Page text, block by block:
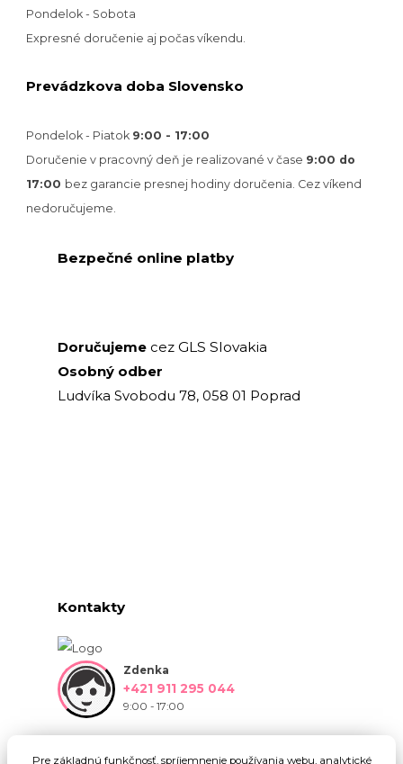
Pondelok - Sobota
Expresné doručenie aj počas víkendu.
Prevádzkova doba Slovensko
Pondelok - Piatok 9:00 - 17:00
Doručenie v pracovný deň je realizované v čase 9:00 do
17:00 bez garancie presnej hodiny doručenia. Cez víkend
nedoručujeme.
Bezpečné online platby
Doručujeme cez GLS Slovakia
Osobný odber
Ludvíka Svobodu 78, 058 01 Poprad
Kontakty
Zdenka
+421 911 295 044
9:00 - 17:00
Pre základnú funkčnosť, spríjemnenie používania webu, analytické